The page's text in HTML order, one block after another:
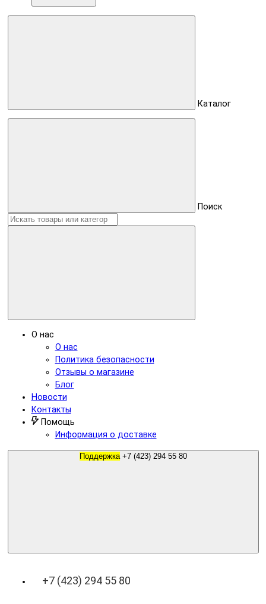
Каталог
Поиск
О нас
О нас
Политика безопасности
Отзывы о магазине
Блог
Новости
Контакты
Помощь
Информация о доставке
Поддержка +7 (423) 294 55 80
+7 (423) 294 55 80